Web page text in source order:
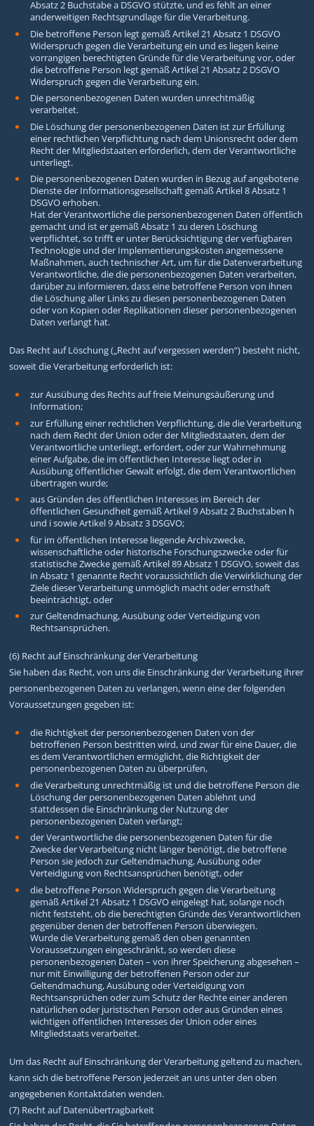
Absatz 2 Buchstabe a DSGVO stützte, und es fehlt an einer
anderweitigen Rechtsgrundlage für die Verarbeitung.
Die betroffene Person legt gemäß Artikel 21 Absatz 1 DSGVO
Widerspruch gegen die Verarbeitung ein und es liegen keine
vorrangigen berechtigten Gründe für die Verarbeitung vor, oder
die betroffene Person legt gemäß Artikel 21 Absatz 2 DSGVO
Widerspruch gegen die Verarbeitung ein.
Die personenbezogenen Daten wurden unrechtmäßig
verarbeitet.
Die Löschung der personenbezogenen Daten ist zur Erfüllung
einer rechtlichen Verpflichtung nach dem Unionsrecht oder dem
Recht der Mitgliedstaaten erforderlich, dem der Verantwortliche
unterliegt.
Die personenbezogenen Daten wurden in Bezug auf angebotene
Dienste der Informationsgesellschaft gemäß Artikel 8 Absatz 1
DSGVO erhoben.
Hat der Verantwortliche die personenbezogenen Daten öffentlich
gemacht und ist er gemäß Absatz 1 zu deren Löschung
verpflichtet, so trifft er unter Berücksichtigung der verfügbaren
Technologie und der Implementierungskosten angemessene
Maßnahmen, auch technischer Art, um für die Datenverarbeitung
Verantwortliche, die die personenbezogenen Daten verarbeiten,
darüber zu informieren, dass eine betroffene Person von ihnen
die Löschung aller Links zu diesen personenbezogenen Daten
oder von Kopien oder Replikationen dieser personenbezogenen
Daten verlangt hat.
Das Recht auf Löschung („Recht auf vergessen werden“) besteht nicht,
soweit die Verarbeitung erforderlich ist:
zur Ausübung des Rechts auf freie Meinungsäußerung und
Information;
zur Erfüllung einer rechtlichen Verpflichtung, die die Verarbeitung
nach dem Recht der Union oder der Mitgliedstaaten, dem der
Verantwortliche unterliegt, erfordert, oder zur Wahrnehmung
einer Aufgabe, die im öffentlichen Interesse liegt oder in
Ausübung öffentlicher Gewalt erfolgt, die dem Verantwortlichen
übertragen wurde;
aus Gründen des öffentlichen Interesses im Bereich der
öffentlichen Gesundheit gemäß Artikel 9 Absatz 2 Buchstaben h
und i sowie Artikel 9 Absatz 3 DSGVO;
für im öffentlichen Interesse liegende Archivzwecke,
wissenschaftliche oder historische Forschungszwecke oder für
statistische Zwecke gemäß Artikel 89 Absatz 1 DSGVO, soweit das
in Absatz 1 genannte Recht voraussichtlich die Verwirklichung der
Ziele dieser Verarbeitung unmöglich macht oder ernsthaft
beeinträchtigt, oder
zur Geltendmachung, Ausübung oder Verteidigung von
Rechtsansprüchen.
(6) Recht auf Einschränkung der Verarbeitung
Sie haben das Recht, von uns die Einschränkung der Verarbeitung ihrer
personenbezogenen Daten zu verlangen, wenn eine der folgenden
Voraussetzungen gegeben ist:
die Richtigkeit der personenbezogenen Daten von der
betroffenen Person bestritten wird, und zwar für eine Dauer, die
es dem Verantwortlichen ermöglicht, die Richtigkeit der
personenbezogenen Daten zu überprüfen,
die Verarbeitung unrechtmäßig ist und die betroffene Person die
Löschung der personenbezogenen Daten ablehnt und
stattdessen die Einschränkung der Nutzung der
personenbezogenen Daten verlangt;
der Verantwortliche die personenbezogenen Daten für die
Zwecke der Verarbeitung nicht länger benötigt, die betroffene
Person sie jedoch zur Geltendmachung, Ausübung oder
Verteidigung von Rechtsansprüchen benötigt, oder
die betroffene Person Widerspruch gegen die Verarbeitung
gemäß Artikel 21 Absatz 1 DSGVO eingelegt hat, solange noch
nicht feststeht, ob die berechtigten Gründe des Verantwortlichen
gegenüber denen der betroffenen Person überwiegen.
Wurde die Verarbeitung gemäß den oben genannten
Voraussetzungen eingeschränkt, so werden diese
personenbezogenen Daten – von ihrer Speicherung abgesehen –
nur mit Einwilligung der betroffenen Person oder zur
Geltendmachung, Ausübung oder Verteidigung von
Rechtsansprüchen oder zum Schutz der Rechte einer anderen
natürlichen oder juristischen Person oder aus Gründen eines
wichtigen öffentlichen Interesses der Union oder eines
Mitgliedstaats verarbeitet.
Um das Recht auf Einschränkung der Verarbeitung geltend zu machen,
kann sich die betroffene Person jederzeit an uns unter den oben
angegebenen Kontaktdaten wenden.
(7) Recht auf Datenübertragbarkeit